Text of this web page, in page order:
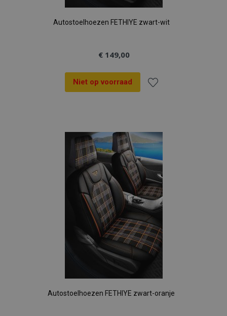
Autostoelhoezen FETHIYE zwart-wit
€ 149,00
Niet op voorraad
aan
verlanglijst
Autostoelhoezen FETHIYE zwart-oranje